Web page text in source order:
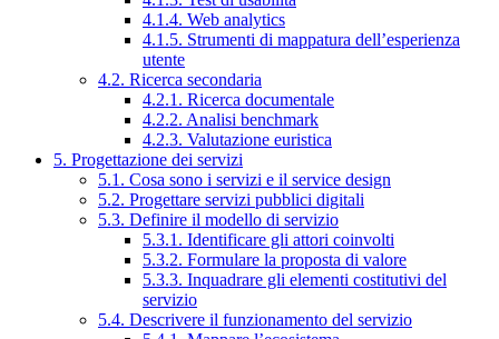
4.1.4. Web analytics
4.1.5. Strumenti di mappatura dell’esperienza
utente
4.2. Ricerca secondaria
4.2.1. Ricerca documentale
4.2.2. Analisi benchmark
4.2.3. Valutazione euristica
5. Progettazione dei servizi
5.1. Cosa sono i servizi e il service design
5.2. Progettare servizi pubblici digitali
5.3. Definire il modello di servizio
5.3.1. Identificare gli attori coinvolti
5.3.2. Formulare la proposta di valore
5.3.3. Inquadrare gli elementi costitutivi del
servizio
5.4. Descrivere il funzionamento del servizio